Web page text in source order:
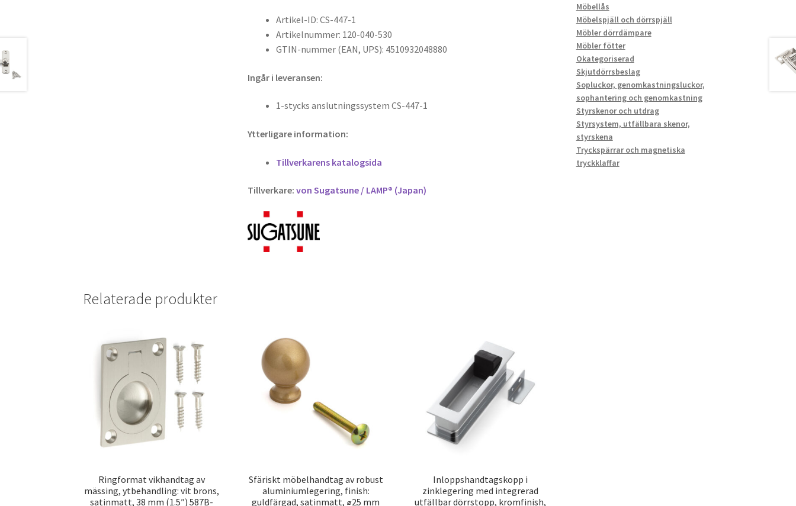
Artikel-ID: CS-447-1
Artikelnummer: 120-040-530
GTIN-nummer (EAN, UPS): 4510932048880
Ingår i leveransen:
1-stycks anslutningssystem CS-447-1
Ytterligare information:
Tillverkarens katalogsida
Tillverkare: von Sugatsune / LAMP® (Japan)
Relaterade produkter
Ringformat vikhandtag av
mässing, ytbehandling: vit brons,
satinmatt, 38 mm (1.5″) 587B-
Sfäriskt möbelhandtag av robust
aluminiumlegering, finish:
guldfärgad, satinmatt, ⌀25 mm
Inloppshandtagskopp i
zinklegering med integrerad
utfällbar dörrstopp, kromfinish,
Möbellås
Möbelspjäll och dörrspjäll
Möbler dörrdämpare
Möbler fötter
Okategoriserad
Skjutdörrsbeslag
Sopluckor, genomkastningsluckor,
sophantering och genomkastning
Styrskenor och utdrag
Styrsystem, utfällbara skenor,
styrskena
Tryckspärrar och magnetiska
tryckklaffar